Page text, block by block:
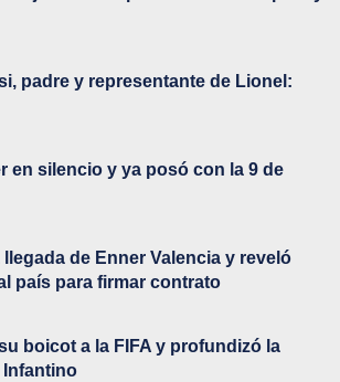
padre y representante de Lionel:
en silencio y ya posó con la 9 de
de Enner Valencia y reveló
país para firmar contrato
boicot a la FIFA y profundizó la